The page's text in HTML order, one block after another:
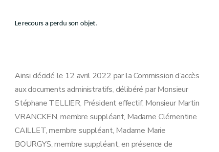
Le recours a perdu son objet.
Ainsi décidé le 12 avril 2022 par la Commission d’accès
aux documents administratifs, délibéré par Monsieur
Stéphane TELLIER, Président effectif, Monsieur Martin
VRANCKEN, membre suppléant, Madame Clémentine
CAILLET, membre suppléant, Madame Marie
BOURGYS, membre suppléant, en présence de